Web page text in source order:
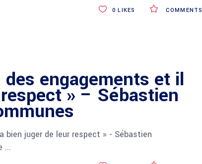
COMMENTS
0 LIKES
engagements et il
» – Sébastien
juger de leur respect » - Sébastien